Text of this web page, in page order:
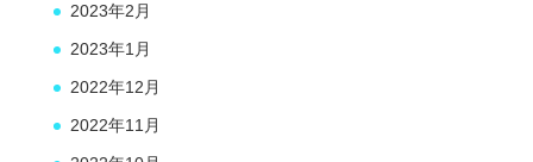
2023年2月
2023年1月
2022年12月
2022年11月